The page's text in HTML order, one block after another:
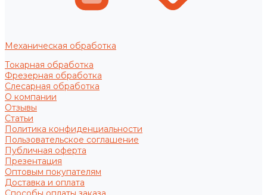
Механическая обработка
Токарная обработка
Фрезерная обработка
Слесарная обработка
О компании
Отзывы
Статьи
Политика конфиденциальности
Пользовательское соглашение
Публичная оферта
Презентация
Оптовым покупателям
Доставка и оплата